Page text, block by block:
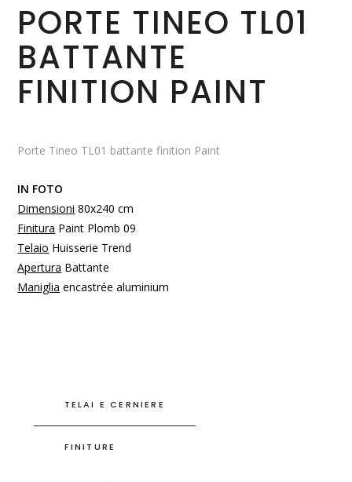
PORTE TINEO TL01
BATTANTE
FINITION PAINT
Porte Tineo TL01 battante finition Paint
IN FOTO
Dimensioni 80x240 cm
Finitura Paint Plomb 09
Telaio Huisserie Trend
Apertura Battante
Maniglia encastrée aluminium
TELAI E CERNIERE
FINITURE